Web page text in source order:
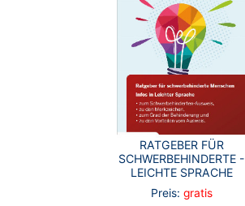
RATGEBER FÜR
SCHWERBEHINDERTE -
LEICHTE SPRACHE
Preis: gratis